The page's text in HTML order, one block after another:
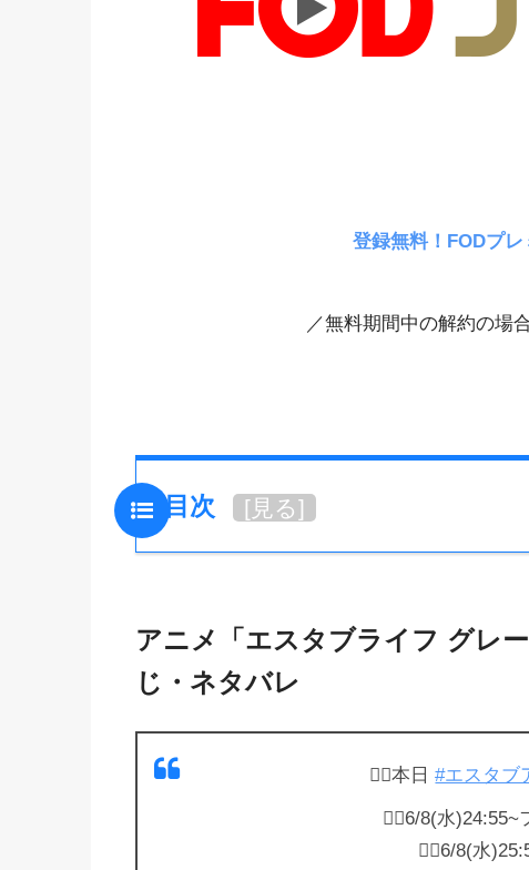
登録無料！FODプ
／無料期間中の解約の場
目次 [見る]
アニメ「エスタブライフ グレ
じ・ネタバレ
🏃‍♀️本日#エスタブ
🏃‍♂️6/8(水)24:55~
🏃‍♂️6/8(水